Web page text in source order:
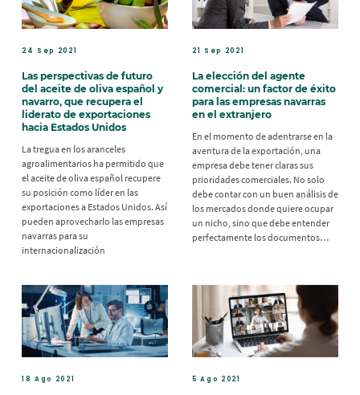
24 Sep 2021
Las perspectivas de futuro
del aceite de oliva español y
navarro, que recupera el
liderato de exportaciones
hacia Estados Unidos
La tregua en los aranceles
agroalimentarios ha permitido que
el aceite de oliva español recupere
su posición como líder en las
exportaciones a Estados Unidos. Así
pueden aprovecharlo las empresas
navarras para su
internacionalización
21 Sep 2021
La elección del agente
comercial: un factor de éxito
para las empresas navarras
en el extranjero
En el momento de adentrarse en la
aventura de la exportación, una
empresa debe tener claras sus
prioridades comerciales. No solo
debe contar con un buen análisis de
los mercados donde quiere ocupar
un nicho, sino que debe entender
perfectamente los documentos…
18 Ago 2021 5 Ago 2021